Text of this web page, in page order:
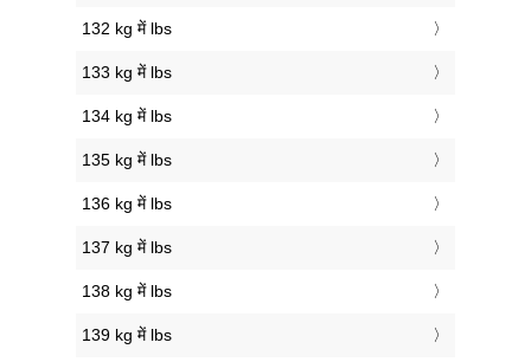
132 kg में lbs
133 kg में lbs
134 kg में lbs
135 kg में lbs
136 kg में lbs
137 kg में lbs
138 kg में lbs
139 kg में lbs